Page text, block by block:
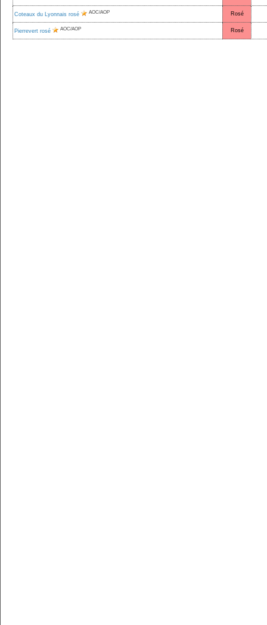
Coteaux du Lyonnais rosé AOC/AOP Rosé
Pierrevert rosé AOC/AOP Rosé